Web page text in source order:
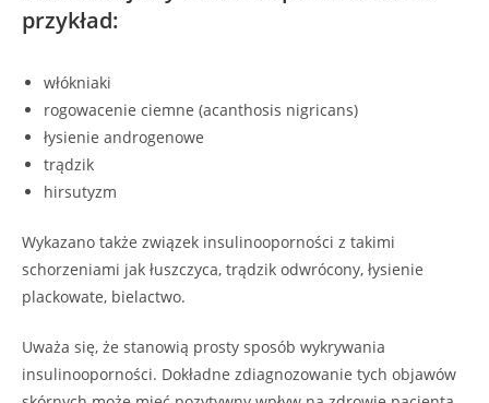
przykład:
włókniaki
rogowacenie ciemne (acanthosis nigricans)
łysienie androgenowe
trądzik
hirsutyzm
Wykazano także związek insulinooporności z takimi
schorzeniami jak łuszczyca, trądzik odwrócony, łysienie
plackowate, bielactwo.
Uważa się, że stanowią prosty sposób wykrywania
insulinooporności. Dokładne zdiagnozowanie tych objawów